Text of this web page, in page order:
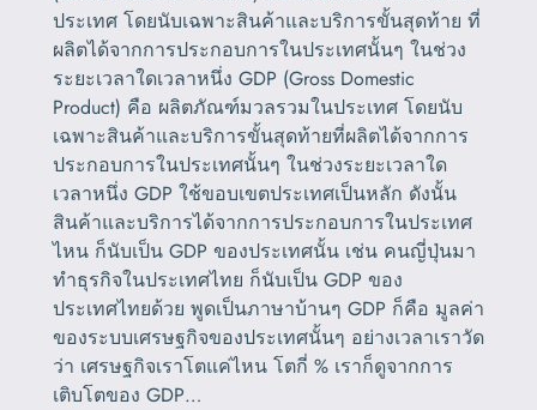
ประเทศ โดยนับเฉพาะสินค้าและบริการขั้นสุดท้าย ที่
ผลิตได้จากการประกอบการในประเทศนั้นๆ ในช่วง
ระยะเวลาใดเวลาหนึ่ง GDP (Gross Domestic
Product) คือ ผลิตภัณฑ์มวลรวมในประเทศ โดยนับ
เฉพาะสินค้าและบริการขั้นสุดท้ายที่ผลิตได้จากการ
ประกอบการในประเทศนั้นๆ ในช่วงระยะเวลาใด
เวลาหนึ่ง GDP ใช้ขอบเขตประเทศเป็นหลัก ดังนั้น
สินค้าและบริการได้จากการประกอบการในประเทศ
ไหน ก็นับเป็น GDP ของประเทศนั้น เช่น คนญี่ปุ่นมา
ทำธุรกิจในประเทศไทย ก็นับเป็น GDP ของ
ประเทศไทยด้วย พูดเป็นภาษาบ้านๆ GDP ก็คือ มูลค่า
ของระบบเศรษฐกิจของประเทศนั้นๆ อย่างเวลาเราวัด
ว่า เศรษฐกิจเราโตแค่ไหน โตกี่ % เราก็ดูจากการ
เติบโตของ GDP…